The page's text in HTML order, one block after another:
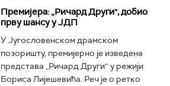
Премијера: „Ричард Други", добио
прву шансу у ЈДП
У Југословенском драмском
позоришту, премијерно је изведена
представа „Ричард Други'' у режији
Бориса Лијешевића. Реч је о ретко